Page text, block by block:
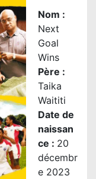
Nom :
Next
Goal
Wins
Père :
Taika
Waititi
Date de
naissan
ce : 20
décembr
e 2023